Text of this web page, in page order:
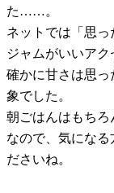
た……。
ネットでは「思
ジャムがいいアク
確かに甘さは思
象でした。
朝ごはんはもちろ
なので、気になる
ださいね。